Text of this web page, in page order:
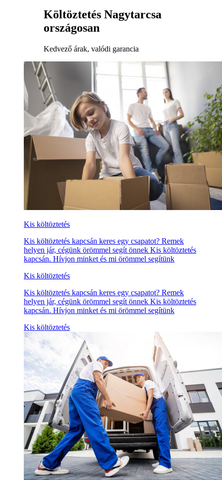
Költöztetés Nagytarcsa
országosan
Kedvező árak, valódi garancia
Kis költöztetés
Kis költöztetés kapcsán keres egy csapatot? Remek
helyen jár, cégünk örömmel segít önnek Kis költöztetés
kapcsán. Hívjon minket és mi örömmel segítünk
Kis költöztetés
Kis költöztetés kapcsán keres egy csapatot? Remek
helyen jár, cégünk örömmel segít önnek Kis költöztetés
kapcsán. Hívjon minket és mi örömmel segítünk
Kis költöztetés